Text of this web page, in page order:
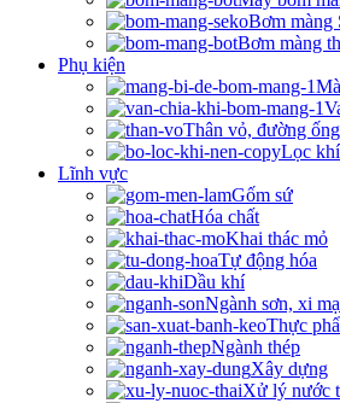
Bơm màng
Bơm màng
Phụ kiện
Thân vỏ, đường ống
Lọc
Lĩnh vực
Gốm sứ
Hóa chất
Khai thác mỏ
Tự động hóa
Dầu khí
Ngành sơn, xi mạ
Thực
Ngành thép
Xây dựng
Xử lý nước